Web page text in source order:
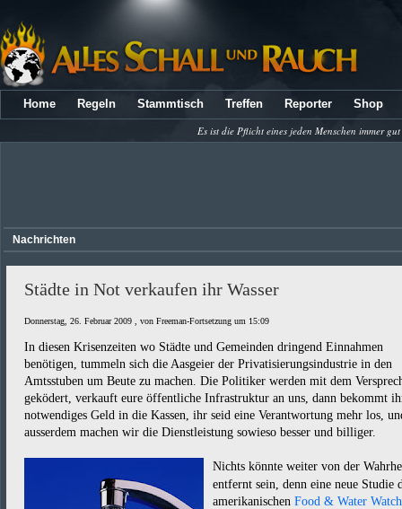
Home Regeln Stammtisch Treffen Reporter
Shop
Es ist die Pflicht eines jeden Menschen immer
Nachrichten
Städte in Not verkaufen ihr Wasser
Donnerstag, 26. Februar 2009 , von Freeman-Fortsetzung um 15:09
In diesen Krisenzeiten wo Städte und Gemeinden dringend Einnahmen
benötigen, tummeln sich die Aasgeier der Privatisierungsindustrie in den
Amtsstuben um Beute zu machen. Die Politiker werden mit dem
geködert, verkauft eure öffentliche Infrastruktur an uns, dann bekommt
notwendiges Geld in die Kassen, ihr seid eine Verantwortung mehr los,
ausserdem machen wir die Dienstleistung sowieso besser und billiger.
Nichts könnte weiter von der
entfernt sein, denn eine neue Studie
amerikanischen Food & Water Watch